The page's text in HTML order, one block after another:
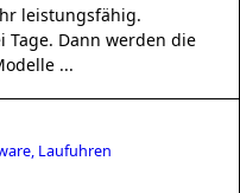
leistungsfähig.
Tage. Dann werden die
...
Laufuhren